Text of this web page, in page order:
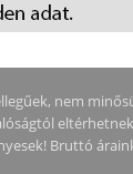
nem
Bruttó